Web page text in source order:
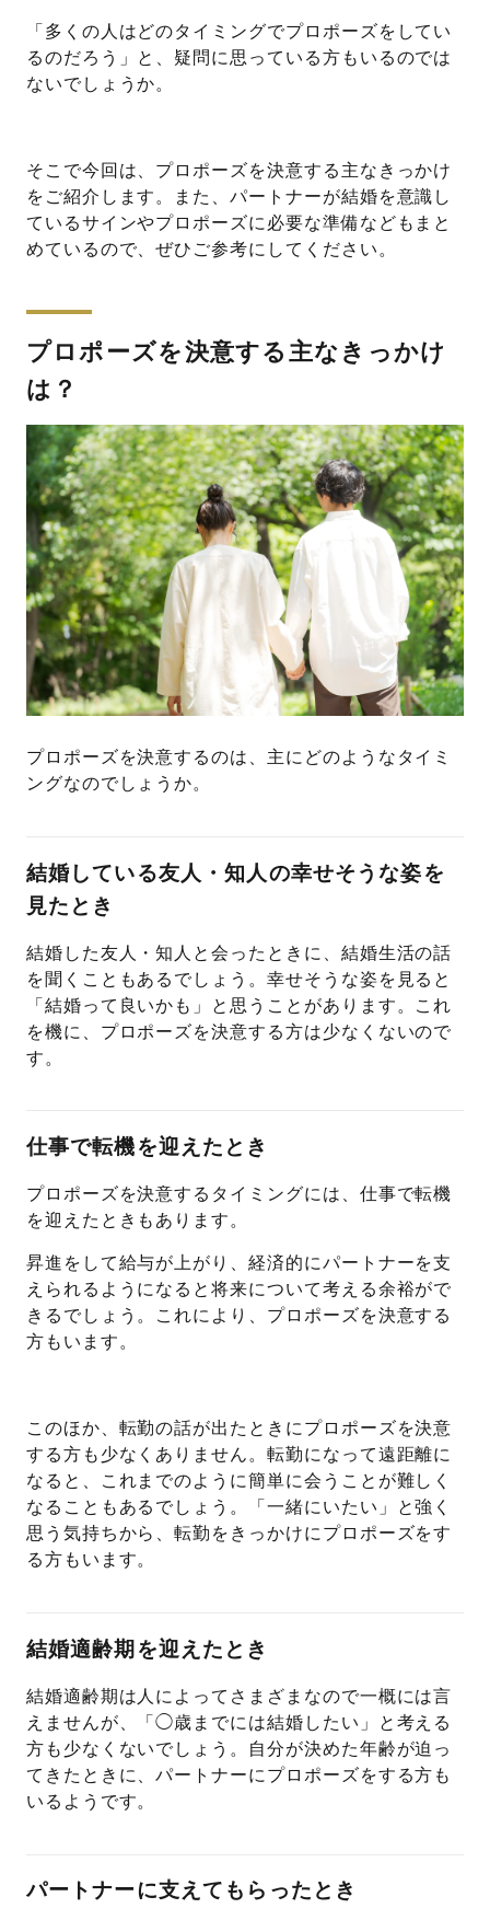
「多くの人はどのタイミングでプロポーズをしてい
るのだろう」と、疑問に思っている方もいるのでは
ないでしょうか。
そこで今回は、プロポーズを決意する主なきっかけ
をご紹介します。また、パートナーが結婚を意識し
ているサインやプロポーズに必要な準備などもまと
めているので、ぜひご参考にしてください。
プロポーズを決意する主なきっかけ
は？
プロポーズを決意するのは、主にどのようなタイミ
ングなのでしょうか。
結婚している友人・知人の幸せそうな姿を
見たとき
結婚した友人・知人と会ったときに、結婚生活の話
を聞くこともあるでしょう。幸せそうな姿を見ると
「結婚って良いかも」と思うことがあります。これ
を機に、プロポーズを決意する方は少なくないので
す。
仕事で転機を迎えたとき
プロポーズを決意するタイミングには、仕事で転機
を迎えたときもあります。
昇進をして給与が上がり、経済的にパートナーを支
えられるようになると将来について考える余裕がで
きるでしょう。これにより、プロポーズを決意する
方もいます。
このほか、転勤の話が出たときにプロポーズを決意
する方も少なくありません。転勤になって遠距離に
なると、これまでのように簡単に会うことが難しく
なることもあるでしょう。「一緒にいたい」と強く
思う気持ちから、転勤をきっかけにプロポーズをす
る方もいます。
結婚適齢期を迎えたとき
結婚適齢期は人によってさまざまなので一概には言
えませんが、「◯歳までには結婚したい」と考える
方も少なくないでしょう。自分が決めた年齢が迫っ
てきたときに、パートナーにプロポーズをする方も
いるようです。
パートナーに支えてもらったとき